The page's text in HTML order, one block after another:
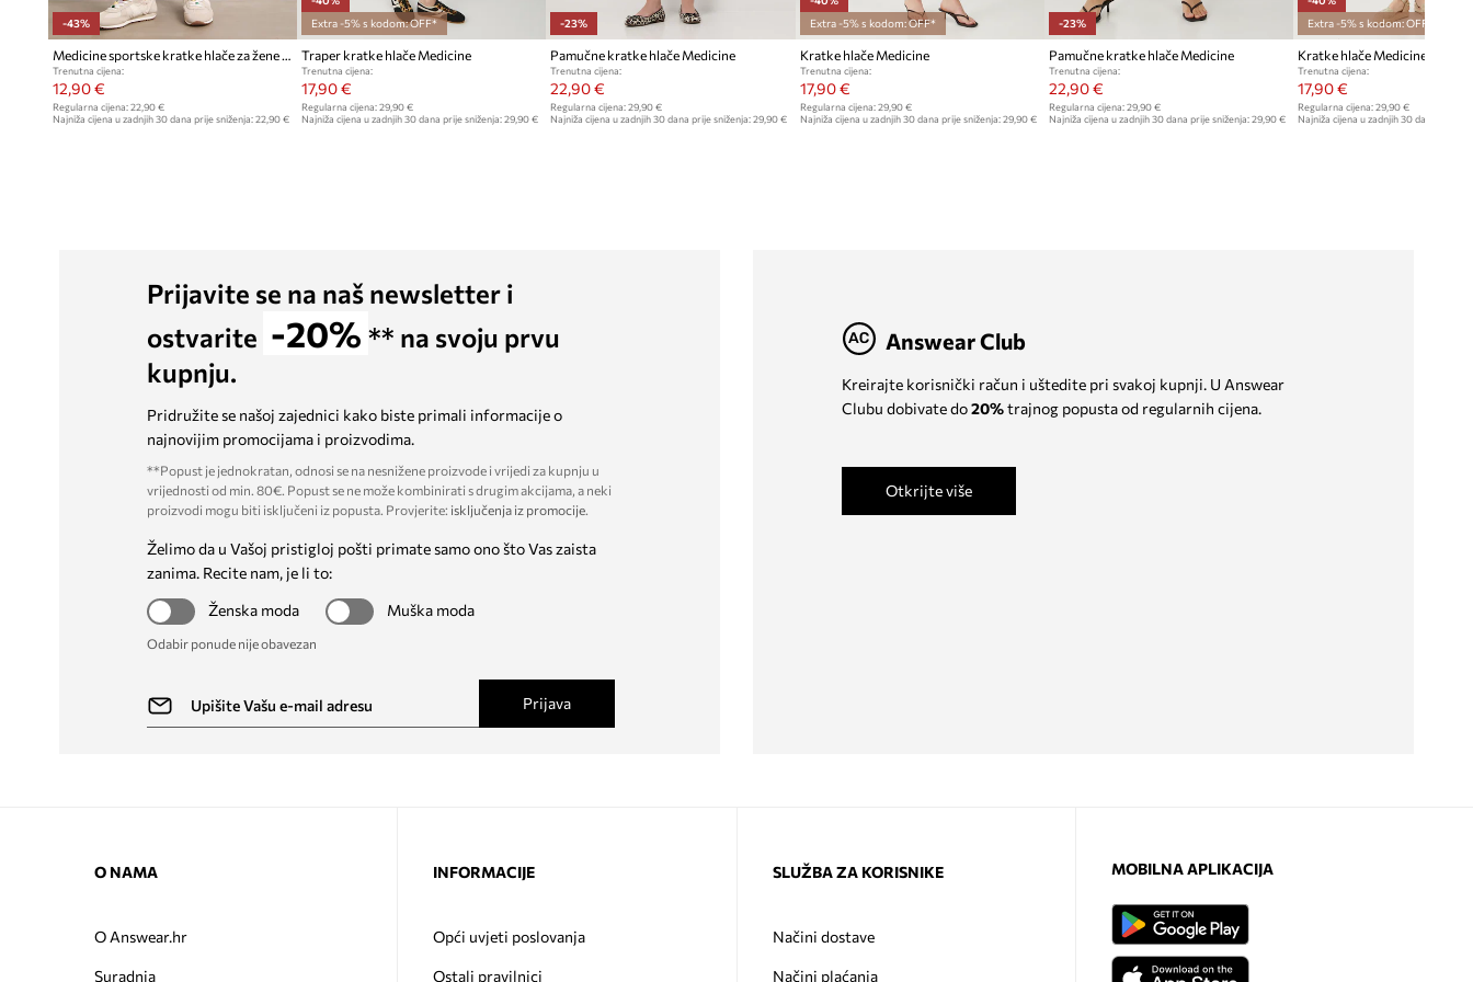
-43%
Trenutna cijena:
12,90 €
Regularna cijena: 22,90 €
Najniža cijena u zadnjih 30 dana prije sniženja: 22,90 €
Extra -5% s kodom: OFF*
Traper kratke hlače Medicine
Trenutna cijena:
17,90 €
Regularna cijena:29,90 €
Najniža cijena u zadnjih 30 dana prije sniženja:29,90 €
-23%
Pamučne kratke hlače Medicine
Trenutna cijena:
22,90 €
Regularna cijena: 29,90 €
Najniža cijena u zadnjih 30 dana prije sniženja: 29,90 €
Extra -5% s kodom: OFF*
Kratke hlače Medicine
Trenutna cijena:
17,90 €
Regularna cijena: 29,90 €
Najniža cijena u zadnjih 30 dana prije sniženja: 29,90 €
-23%
Pamučne kratke hlače Medicine
Trenutna cijena:
22,90 €
Regularna cijena:29,90 €
Najniža cijena u zadnjih 30 dana prije sniženja:29,90 €
Extra -5% s kodom: OFF*
Kratke hlače Medicine
Trenutna cijena:
17,90 €
Regularna cijena: 29,90 €
Najniža cijena u zadnjih 30 dana prije
Prijavite se na naš newsletter i
ostvarite -20% ** na svoju prvu
kupnju.
Pridružite se našoj zajednici kako biste primali informacije o
najnovijim promocijama i proizvodima.
**Popust je jednokratan, odnosi se na nesnižene proizvode i vrijedi za kupnju u
vrijednosti od min. 80€. Popust se ne može kombinirati s drugim akcijama, a neki
proizvodi mogu biti isključeni iz popusta. Provjerite: isključenja iz promocije.
Želimo da u Vašoj pristigloj pošti primate samo ono što Vas zaista
zanima. Recite nam, je li to:
Ženska moda
Muška moda
Odabir ponude nije obavezan
Prijava
Answear Club
Kreirajte korisnički račun i uštedite pri svakoj kupnji. U Answear
Clubu dobivate do20%trajnog popusta od regularnih cijena.
Otkrijte više
O NAMA
O Answear.hr
Suradnja
INFORMACIJE
Opći uvjeti poslovanja
Ostali pravilnici
SLUŽBA ZA KORISNIKE
Načini dostave
Načini plaćanja
MOBILNA APLIKACIJA